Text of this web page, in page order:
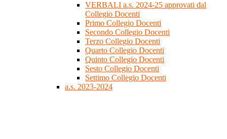
VERBALI a.s. 2024-25 approvati dal
Collegio Docenti
Primo Collegio Docenti
Secondo Collegio Docenti
Terzo Collegio Docenti
Quarto Collegio Docenti
Quinto Collegio Docenti
Sesto Collegio Docenti
Settimo Collegio Docenti
a.s. 2023-2024